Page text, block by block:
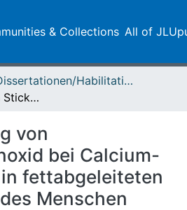
& Collections All of
Dissertationen/Habilitationen
Die Bedeutung von Stickstoffmonoxid bei Calcium-Oszillationen in fettabgeleiteten Stammzellen des Menschen
von
bei Calcium-
fettabgeleiteten
Menschen